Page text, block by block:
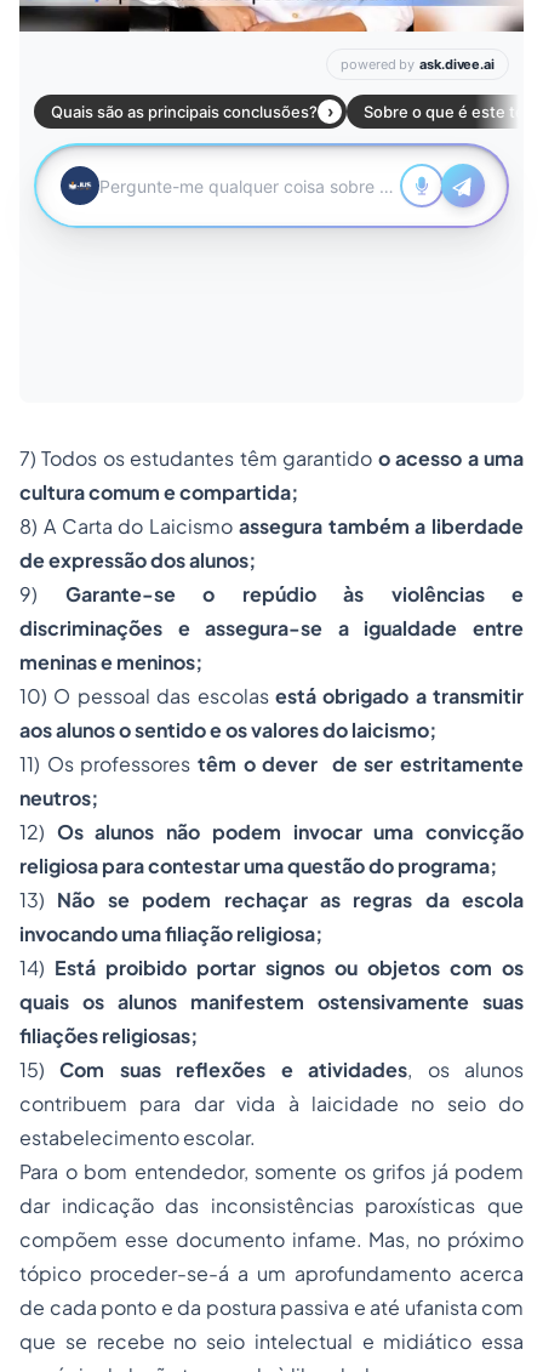
7) Todos os estudantes têm garantido o acesso a uma
cultura comum e compartida;
8) A Carta do Laicismo assegura também a liberdade
de expressão dos alunos;
9) Garante-se o repúdio às violências e
discriminações e assegura-se a igualdade entre
meninas e meninos;
10) O pessoal das escolas está obrigado a transmitir
aos alunos o sentido e os valores do laicismo;
11) Os professores têm o dever de ser estritamente
neutros;
12) Os alunos não podem invocar uma convicção
religiosa para contestar uma questão do programa;
13) Não se podem rechaçar as regras da escola
invocando uma filiação religiosa;
14) Está proibido portar signos ou objetos com os
quais os alunos manifestem ostensivamente suas
filiações religiosas;
15)Com suas reflexões e atividades, os alunos
contribuem para dar vida à laicidade no seio do
estabelecimento escolar.
Para o bom entendedor, somente os grifos já podem
dar indicação das inconsistências paroxísticas que
compõem esse documento infame. Mas, no próximo
tópico proceder-se-á a um aprofundamento acerca
de cada ponto e da postura passiva e até ufanista com
que se recebe no seio intelectual e midiático essa